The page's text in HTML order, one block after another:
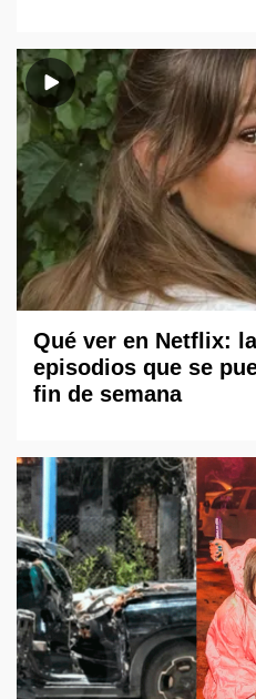
Qué ver en Netflix:
episodios que se
fin de semana